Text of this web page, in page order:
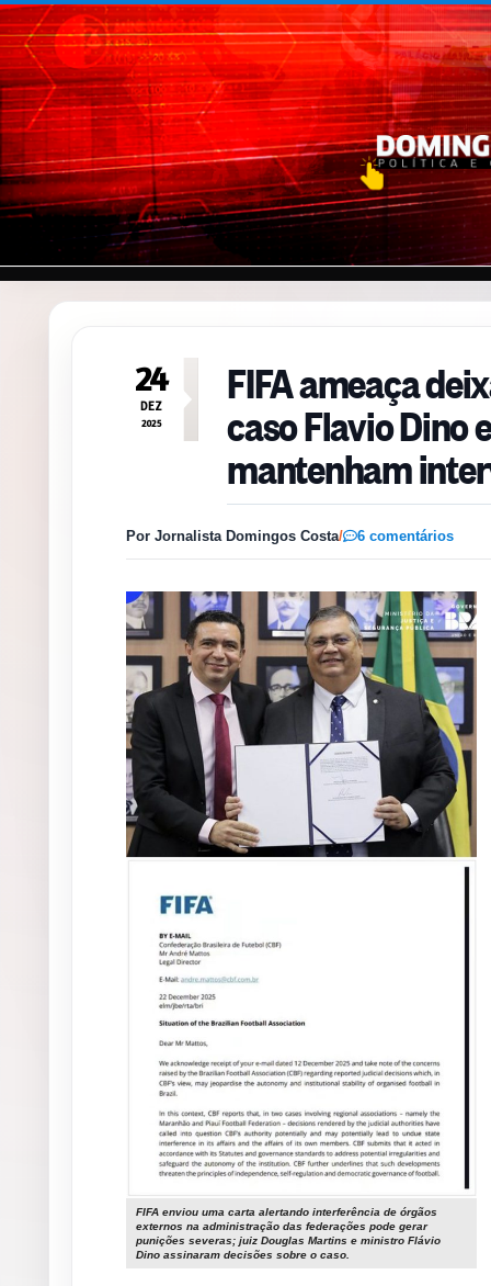
Pular para o conteúdo
24
DEZ
2025
FIFA ameaça
caso Flavio Dino
mantenham
Por Jornalista Domingos Costa/ 6 comentários
FIFA enviou uma carta alertando interferência de órgãos
externos na administração das federações pode gerar
punições severas; juiz Douglas Martins e ministro Flávio
Dino assinaram decisões sobre o caso.